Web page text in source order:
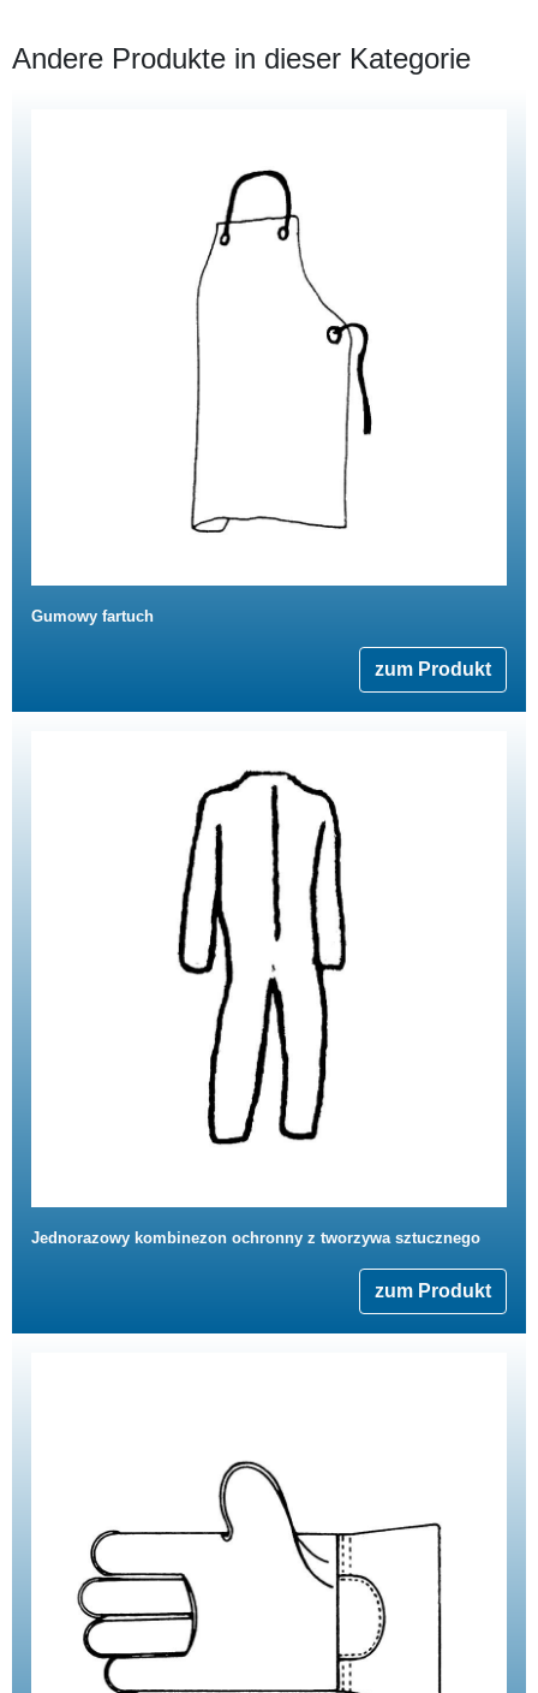
Andere Produkte in dieser Kategorie
Gumowy fartuch
zum Produkt
Jednorazowy kombinezon ochronny z tworzywa sztucznego
zum Produkt